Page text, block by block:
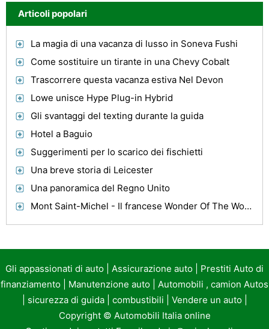
Articoli popolari
La magia di una vacanza di lusso in Soneva Fushi
Come sostituire un tirante in una Chevy Cobalt
Trascorrere questa vacanza estiva Nel Devon
Lowe unisce Hype Plug-in Hybrid
Gli svantaggi del texting durante la guida
Hotel a Baguio
Suggerimenti per lo scarico dei fischietti
Una breve storia di Leicester
Una panoramica del Regno Unito
Mont Saint-Michel - Il francese Wonder Of The World
Gli appassionati di auto Assicurazione auto
Prestiti Auto di
finanziamento
Manutenzione auto
Automobili , camion Autos
sicurezza di guida| combustibili Vendere un auto|
Copyright © Automobili Italia online